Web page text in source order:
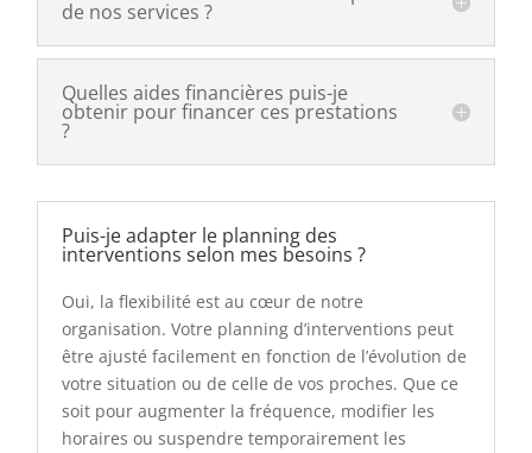
de nos services ?
Quelles aides financières puis-je
obtenir pour financer ces prestations
?
Puis-je adapter le planning des
interventions selon mes besoins ?
Oui, la flexibilité est au cœur de notre
organisation. Votre planning d’interventions peut
être ajusté facilement en fonction de l’évolution de
votre situation ou de celle de vos proches. Que ce
soit pour augmenter la fréquence, modifier les
horaires ou suspendre temporairement les